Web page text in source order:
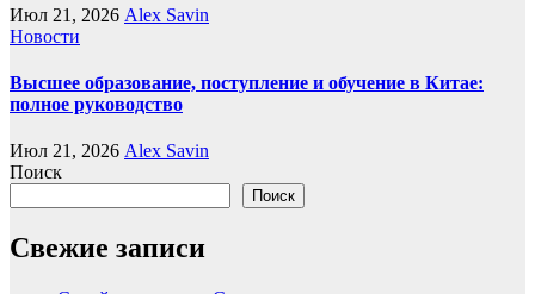
Июл 21, 2026 Alex Savin
Новости
Высшее образование, поступление и обучение в Китае:
полное руководство
Июл 21, 2026 Alex Savin
Поиск
Поиск
Свежие записи